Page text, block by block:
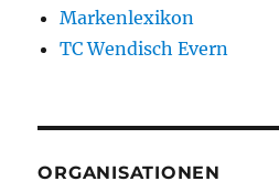
Markenlexikon
TC Wendisch Evern
ORGANISATIONEN